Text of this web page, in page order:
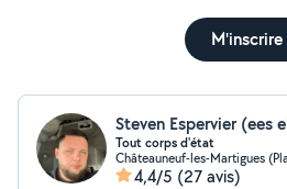
M'inscrire
Steven Espervier (ees
Tout corps d'état
Châteauneuf-les-Martigues
4,4/5 (27 avis)